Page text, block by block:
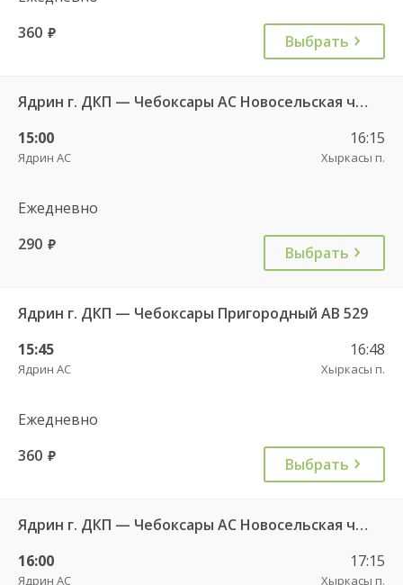
360 руб. Выбрать
Ядрин г. ДКП — Чебоксары АС Новосельская ч/з Персирланы д. 711
15:00
Ядрин АС
16:15
Хыркасы п.
Ежедневно
290 руб. Выбрать
Ядрин г. ДКП — Чебоксары Пригородный АВ 529
15:45
Ядрин АС
16:48
Хыркасы п.
Ежедневно
360 руб. Выбрать
Ядрин г. ДКП — Чебоксары АС Новосельская ч/з Сареево д. 710
16:00
Ядрин АС
17:15
Хыркасы п.